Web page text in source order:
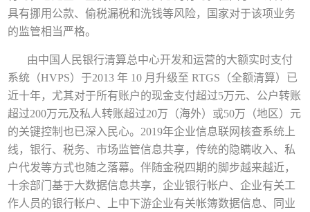
具有挪用公款、偷税漏税和洗钱等风险，国家对于该项业务
的监管相当严格。
由中国人民银行清算总中心开发和运营的大额实时支付
系统（HVPS）于2013年 10 月升级至RTGS （全额清算）已
近十年，尤其对于所有账户的现金支付超过5万元、公户转账
超过200万元及私人转账超过20万（海外）或50万（地区）元
的关键控制也已深入民心。 2019年企业信息联网核查系统上
线，银行、税务、市场监管信息共享，传统的隐瞒收入、私
户代发等方式也随之落幕。伴随金税四期的脚步越来越近，
十余部门基于大数据信息共享，企业银行帐户、企业有关工
作人员的银行帐户、上中下游企业有关帐簿数据信息、同业